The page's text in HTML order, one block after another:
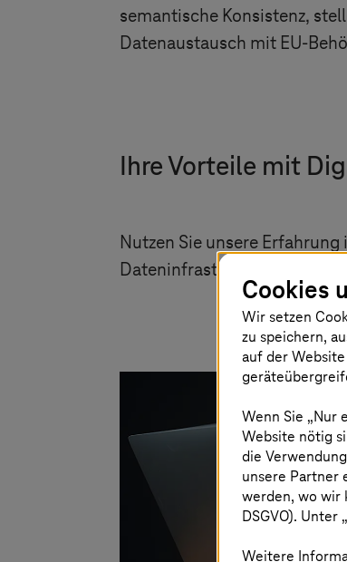
semantische Konsistenz,
Datenaustausch mit EU-
Ihre Vorteile mit
Nutzen Sie unsere
Dateninfrastruktur
Cookies
Wir setzen
zu speichern,
auf der
Wenn Sie „Nur
Website nötig
die
unsere Partner
werden, wo wir
DSGVO).
Weitere